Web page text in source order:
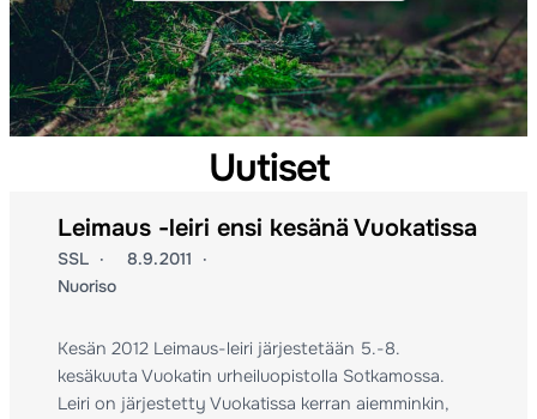
Lähde kumppaniksi
Aloita suunnistus
Hanki lisenssi
Lähde kumppaniksi
Uutiset
Leimaus -leiri ensi kesänä Vuokatissa
SSL
8.9.2011
Nuoriso
Kesän 2012 Leimaus-leiri järjestetään 5.-8.
kesäkuuta Vuokatin urheiluopistolla Sotkamossa.
Leiri on järjestetty Vuokatissa kerran aiemminkin,